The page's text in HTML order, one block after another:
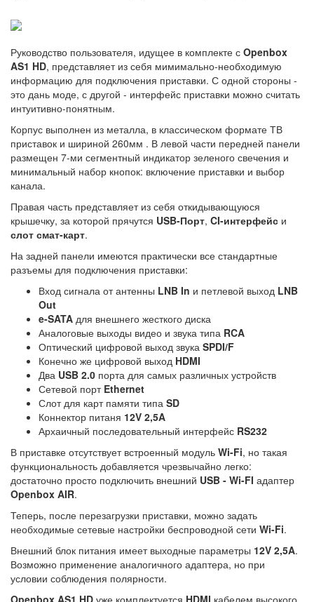
Руководство пользователя, идущее в комплекте с Openbox
AS1 HD, представляет из себя мимимально-необходимую
информацию для подключения приставки. С одной стороны -
это дань моде, с другой - интерфейс приставки можно считать
интуитивно-понятным.
Корпус выполнен из металла, в классическом формате ТВ
приставок и шириной 260мм . В левой части передней панели
размещен 7-ми сегментный индикатор зеленого свечения и
минимальный набор кнопок: включение приставки и выбор
канала.
Правая часть представляет из себя откидывающуюся
крышечку, за которой прячутся USB-Порт, CI-интерфейс и
слот смат-карт.
На задней панели имеются практически все стандартные
разъемы для подключения приставки:
Вход сигнала от антенны LNB In и петлевой выход LNB
Out
e-SATA для внешнего жесткого диска
Аналоговые выходы видео и звука типа RCA
Оптический цифровой выход звука SPDI/F
Конечно же цифровой выход HDMI
Два USB 2.0 порта для самых различных устройств
Сетевой порт Ethernet
Слот для карт памяти типа SD
Коннектор питаня 12V 2,5A
Архаичный последовательный интерфейс RS232
В приставке отсутствует встроенный модуль Wi-Fi, но такая
функциональность добавляется чрезвычайно легко:
достаточно просто подключить внешний USB - Wi-FI адаптер
Openbox AIR.
Теперь, после перезагрузки приставки, можно задать
необходимые сетевые настройки беспроводной сети Wi-Fi.
Внешний блок питания имеет выходные параметры 12V 2,5A.
Возможно применение аналогичного адаптера, но при
условии соблюдения полярности.